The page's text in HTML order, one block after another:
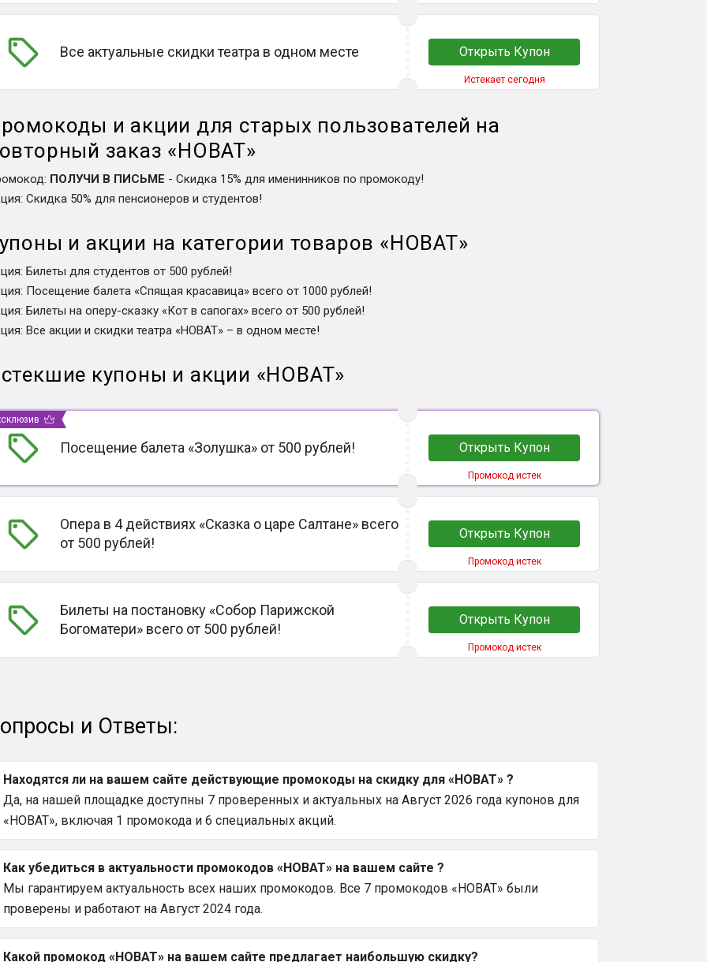
Все актуальные скидки театра в одном месте Открыть Купон
Истекает сегодня
и акции для старых пользователей на
заказ «НОВАТ»
: ПОЛУЧИ В ПИСЬМЕ - Скидка 15% для именинников по промокоду!
: Скидка 50% для пенсионеров и студентов!
и акции на категории товаров «НОВАТ»
: Билеты для студентов от 500 рублей!
: Посещение балета «Спящая красавица» всего от 1000 рублей!
: Билеты на оперу-сказку «Кот в сапогах» всего от 500 рублей!
: Все акции и скидки театра «НОВАТ» – в одном месте!
купоны и акции «НОВАТ»
Посещение балета «Золушка» от 500 рублей! Открыть Купон
Промокод истек
Опера в 4 действиях «Сказка о царе Салтане» всего
от 500 рублей!
Открыть Купон
Промокод истек
Билеты на постановку «Собор Парижской
Богоматери» всего от 500 рублей!
Открыть Купон
Промокод истек
и Ответы:
Находятся ли на вашем сайте действующие промокоды на скидку для «НОВАТ» ?
Да, на нашей площадке доступны 7 проверенных и актуальных на Август 2026 года купонов для
«НОВАТ», включая 1 промокода и 6 специальных акций.
Как убедиться в актуальности промокодов «НОВАТ» на вашем сайте ?
Мы гарантируем актуальность всех наших промокодов. Все 7 промокодов «НОВАТ» были
проверены и работают на Август 2024 года.
Какой промокод «НОВАТ» на вашем сайте предлагает наибольшую скидку?